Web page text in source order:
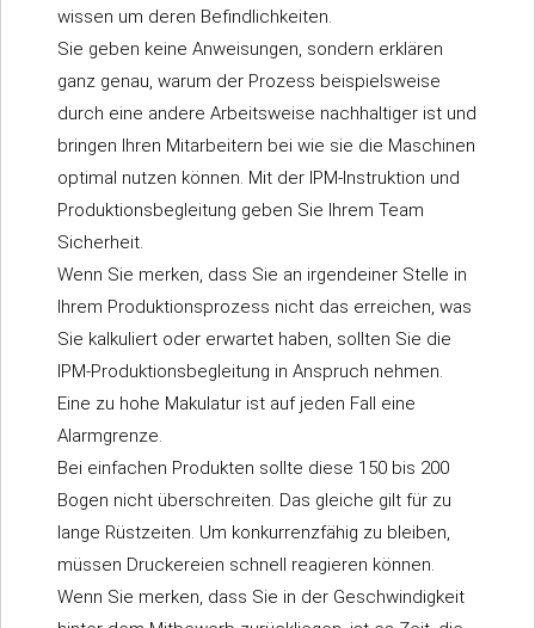
wissen um deren Befindlichkeiten.
Sie geben keine Anweisungen, sondern erklären
ganz genau, warum der Prozess beispielsweise
durch eine andere Arbeitsweise nachhaltiger ist und
bringen Ihren Mitarbeitern bei wie sie die Maschinen
optimal nutzen können. Mit der IPM-Instruktion und
Produktionsbegleitung geben Sie Ihrem Team
Sicherheit.
Wenn Sie merken, dass Sie an irgendeiner Stelle in
Ihrem Produktionsprozess nicht das erreichen, was
Sie kalkuliert oder erwartet haben, sollten Sie die
IPM-Produktionsbegleitung in Anspruch nehmen.
Eine zu hohe Makulatur ist auf jeden Fall eine
Alarmgrenze.
Bei einfachen Produkten sollte diese 150 bis 200
Bogen nicht überschreiten. Das gleiche gilt für zu
lange Rüstzeiten. Um konkurrenzfähig zu bleiben,
müssen Druckereien schnell reagieren können.
Wenn Sie merken, dass Sie in der Geschwindigkeit